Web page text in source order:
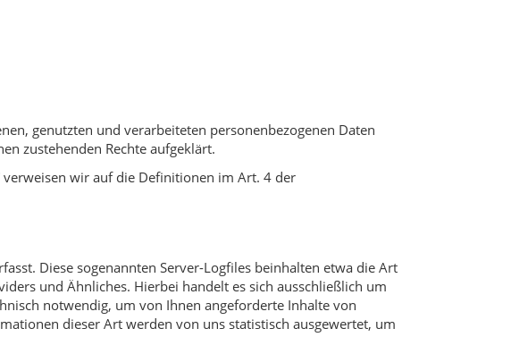
genutzten und verarbeiteten personenbezogenen Daten
zustehenden Rechte aufgeklärt.
verweisen wir auf die Definitionen im Art. 4 der
Diese sogenannten Server-Logfiles beinhalten etwa die Art
und Ähnliches. Hierbei handelt es sich ausschließlich um
notwendig, um von Ihnen angeforderte Inhalte von
dieser Art werden von uns statistisch ausgewertet, um